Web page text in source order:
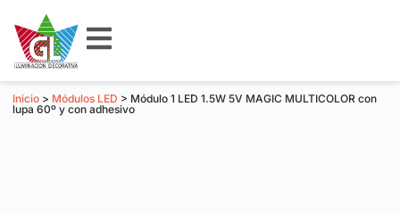
Inicio > Módulos LED > Módulo 1 LED 1.5W 5V MAGIC MULTICOLOR con
lupa 60º y con adhesivo